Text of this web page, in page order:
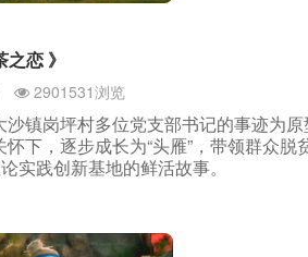
恋 》
2901531浏览
镇岗坪村多位党支部书记的事迹为
下，逐步成长为“头雁”，带领群众
实践创新基地的鲜活故事。